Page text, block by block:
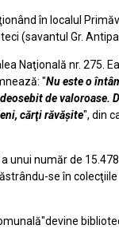
în localul
(savantul Gr.
Naţională nr. 275.
"Nu este o
de
cărţi răvăşite", din
unui număr de 15.478
se în colecţiile